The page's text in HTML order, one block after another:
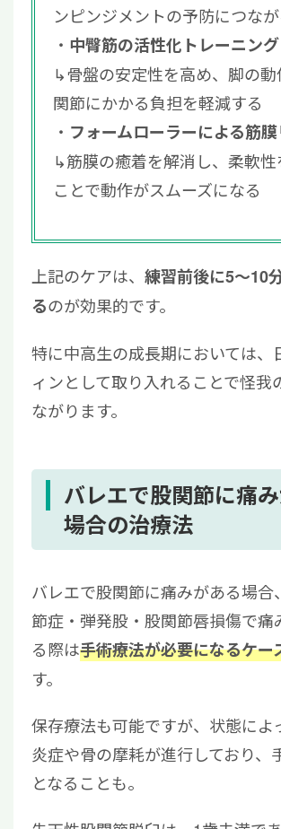
ンピンジメントの予防につな
中臀筋の活性化トレーニング
↳骨盤の安定性を高め、脚の動
関節にかかる負担を軽減する
フォームローラーによる筋
↳筋膜の癒着を解消し、柔軟性
ことで動作がスムーズになる
上記のケアは、 練習前後に5〜10
るのが効果的です。
特に中高生の成長期においては、
ィンとして取り入れることで怪我
ながります。
バレエで股関節に痛
場合の治療法
バレエで股関節に痛みがある場合
節症・弾発股・股関節唇損傷で痛
る際は手術療法が必要になるケー
す。
保存療法も可能ですが、状態によ
炎症や骨の摩耗が進行しており、
となることも。